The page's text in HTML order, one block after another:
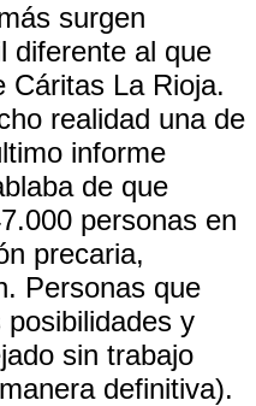
surgen
diferente al que
Cáritas La Rioja.
realidad una de
informe
de que
personas en
precaria,
Personas que
y
sin trabajo
definitiva).